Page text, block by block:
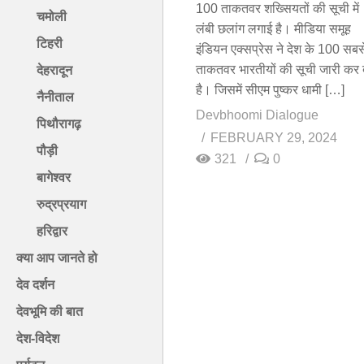
चमोली
टिहरी
देहरादून
नैनीताल
पिथौरागढ़
पौड़ी
बागेश्वर
रुद्रप्रयाग
हरिद्वार
क्या आप जानते हो
देव दर्शन
देवभूमि की बात
देश-विदेश
100 ताकतवर शख्सियतों की सूची में
लंबी छलांग लगाई है। मीडिया समूह
इंडियन एक्सप्रेस ने देश के 100
ताकतवर भारतीयों की सूची जारी कर
है। जिसमें सीएम पुष्कर धामी […]
Devbhoomi Dialogue
FEBRUARY 29, 2024
321
0